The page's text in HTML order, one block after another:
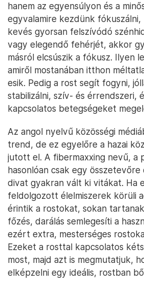
hanem az egyensúlyon és a
egyvalamire kezdünk fókuszálni,
kevés gyorsan felszívódó
vagy elegendő fehérjét, akkor
másról elcsúszik a fókusz. Ilyen
amiről mostanában itthon
esik. Pedig a rost segít fogyni,
stabilizálni, szív- és érrendszeri,
kapcsolatos betegségeket
Az angol nyelvű közösségi
trend, de ez egyelőre a hazai
jutott el. A fibermaxxing nevű, a
hasonlóan csak egy
divat gyakran vált ki vitákat. Ha
feldolgozott élelmiszerek körüli
érintik a rostokat, sokan
főzés, darálás semlegesíti a
ezért extra, mesterséges
Ezeket a rosttal kapcsolatos
most, majd azt is megmutatjuk,
elképzelni egy ideális, rostban